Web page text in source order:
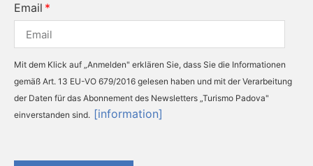
Email
Mit dem Klick auf „Anmelden" erklären Sie, dass Sie die Informationen
gemäß Art. 13 EU-VO 679/2016 gelesen haben und mit der Verarbeitung
der Daten für das Abonnement des Newsletters „Turismo Padova"
einverstanden sind. [information]